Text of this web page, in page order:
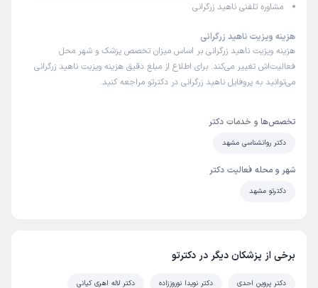
مشاوره تلفنی ناهید زرگرانی
هزینه ویزیت ناهید زرگرانی
هزینه ویزیت ناهید زرگرانی بر اساس میزان تخصص پزشک و شهر محل
فعالیت‌اش تغییر می‌کند. برای اطلاع از مبلغ دقیق هزینه ویزیت ناهید زرگرانی
می‌توانید به پروفایل ناهید زرگرانی در دکترتو مراجعه کنید.
تخصص‌ها و خدمات دکتر
دکتر روانشناسی مشهد
شهر و محله فعالیت دکتر
دکترتو مشهد
برخی از پزشکان دیگر در دکترتو
دکتر پروین احدی دکتر نویدا نوروززاده دکتر لاله اهری کیانی